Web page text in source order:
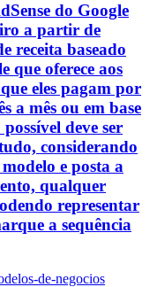
do Google
a partir de
receita baseado
que oferece aos
eles pagam por
a mês ou em base
deve ser
considerando
e posta a
qualquer
representar
a sequência
de-negocios